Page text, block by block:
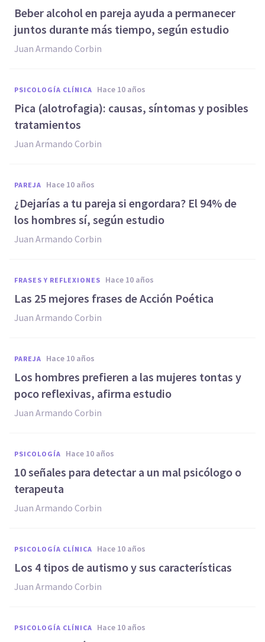
​Beber alcohol en pareja ayuda a permanecer
juntos durante más tiempo, según estudio
Juan Armando Corbin
PSICOLOGÍA CLÍNICA hace 10 años
Pica (alotrofagia): causas, síntomas y posibles
tratamientos
Juan Armando Corbin
PAREJA hace 10 años
¿Dejarías a tu pareja si engordara? El 94% de
los hombres sí, según estudio
Juan Armando Corbin
FRASES Y REFLEXIONES hace 10 años
​Las 25 mejores frases de Acción Poética
Juan Armando Corbin
PAREJA hace 10 años
​Los hombres prefieren a las mujeres tontas y
poco reflexivas, afirma estudio
Juan Armando Corbin
PSICOLOGÍA hace 10 años
​10 señales para detectar a un mal psicólogo o
terapeuta
Juan Armando Corbin
PSICOLOGÍA CLÍNICA hace 10 años
Los 4 tipos de autismo y sus características
Juan Armando Corbin
PSICOLOGÍA CLÍNICA hace 10 años